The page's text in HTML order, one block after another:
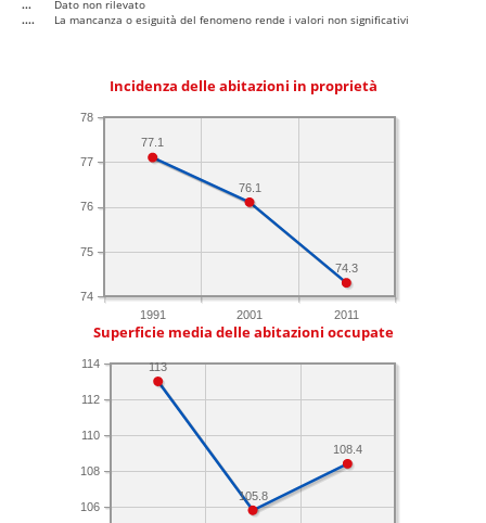
...
Dato non rilevato
....
La mancanza o esiguità del fenomeno rende i valori non significativi
Incidenza delle abitazioni in proprietà
1991 2001 2011
74
75
76
77
78
74.3
76.1
77.1
Superficie media delle abitazioni occupate
106
108
110
112
114
108.4
105.8
113